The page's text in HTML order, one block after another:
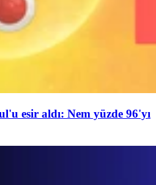
esir aldı: Nem yüzde 96'yı